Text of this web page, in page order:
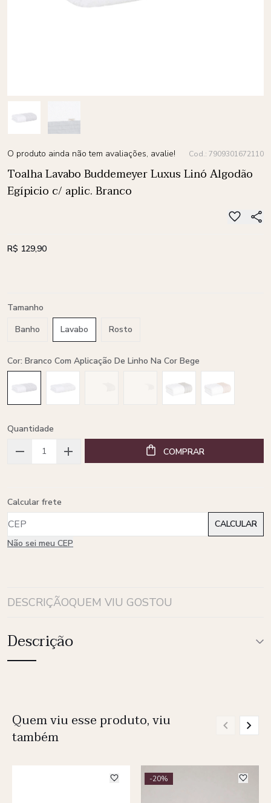
O produto ainda não tem avaliações, avalie! Cod.: 7909301672110
Toalha Lavabo Buddemeyer Luxus Linó Algodão
Egípicio c/ aplic. Branco
R$ 129,90
Tamanho
Banho
Lavabo Rosto
Cor: Branco Com Aplicação De Linho Na Cor Bege
Quantidade
COMPRAR
Calcular frete
Não sei meu CEP
DESCRIÇÃOQUEM VIU GOSTOU
Descrição
Quem viu esse produto, viu
também
-20%